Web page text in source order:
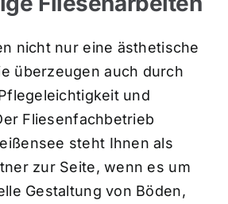
nicht nur eine ästhetische
überzeugen auch durch
und
Fliesenfachbetrieb
steht Ihnen als
zur Seite, wenn es um
Gestaltung von Böden,